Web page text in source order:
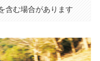
含む場合があります